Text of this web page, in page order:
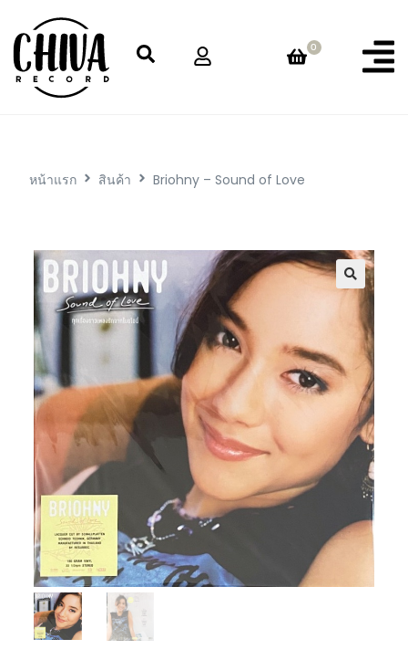
0
หน้าแรก สินค้า Briohny – Sound of Love